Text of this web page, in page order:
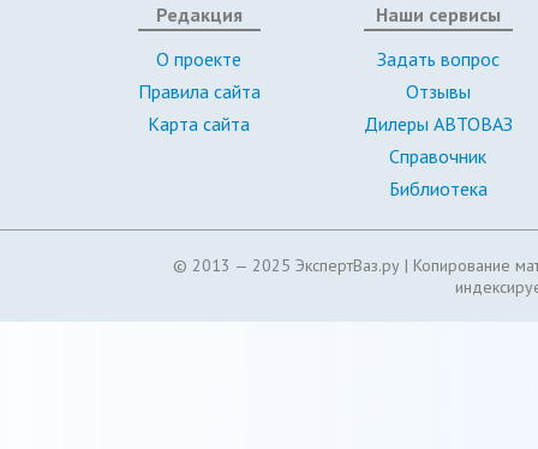
Редакция
О проекте
Правила сайта
Карта сайта
Наши сервисы
Задать вопрос
Отзывы
Дилеры АВТОВАЗ
Справочник
Библиотека
© 2013 — 2025 ЭкспертВаз.ру | Копирование